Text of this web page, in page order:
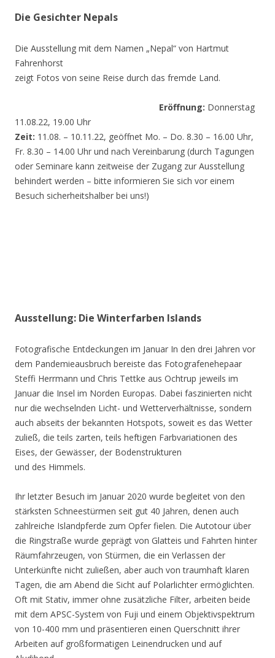
Die Gesichter Nepals
Die Ausstellung mit dem Namen „Nepal“ von Hartmut
Fahrenhorst
zeigt Fotos von seine Reise durch das fremde Land.
Eröffnung: Donnerstag
11.08.22, 19.00 Uhr
Zeit: 11.08. – 10.11.22, geöffnet Mo. – Do. 8.30 – 16.00 Uhr,
Fr. 8.30 – 14.00 Uhr und nach Vereinbarung (durch Tagungen
oder Seminare kann zeitweise der Zugang zur Ausstellung
behindert werden – bitte informieren Sie sich vor einem
Besuch sicherheitshalber bei uns!)
Ausstellung: Die Winterfarben Islands
Fotografische Entdeckungen im Januar In den drei Jahren vor
dem Pandemieausbruch bereiste das Fotografenehepaar
Steffi Herrmann und Chris Tettke aus Ochtrup jeweils im
Januar die Insel im Norden Europas. Dabei faszinierten nicht
nur die wechselnden Licht- und Wetterverhältnisse, sondern
auch abseits der bekannten Hotspots, soweit es das Wetter
zuließ, die teils zarten, teils heftigen Farbvariationen des
Eises, der Gewässer, der Bodenstrukturen
und des Himmels.
Ihr letzter Besuch im Januar 2020 wurde begleitet von den
stärksten Schneestürmen seit gut 40 Jahren, denen auch
zahlreiche Islandpferde zum Opfer fielen. Die Autotour über
die Ringstraße wurde geprägt von Glatteis und Fahrten hinter
Räumfahrzeugen, von Stürmen, die ein Verlassen der
Unterkünfte nicht zuließen, aber auch von traumhaft klaren
Tagen, die am Abend die Sicht auf Polarlichter ermöglichten.
Oft mit Stativ, immer ohne zusätzliche Filter, arbeiten beide
mit dem APSC-System von Fuji und einem Objektivspektrum
von 10-400 mm und präsentieren einen Querschnitt ihrer
Arbeiten auf großformatigen Leinendrucken und auf